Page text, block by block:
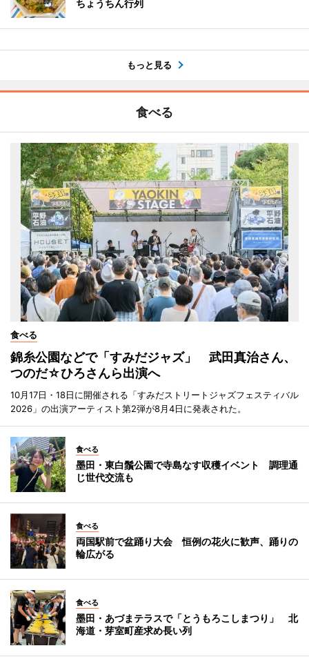
ちょうちん行列
もっと見る
食べる
食べる
錦糸公園などで「すみだジャズ」 武田真治さん、
つのだ☆ひろさんら出演へ
10月17日・18日に開催される「すみだストリートジャズフェスティバル
2026」の出演アーティスト第2弾が8月4日に発表された。
食べる
墨田・東白鬚公園で寺島なす収穫イベント 調理通
じ世代交流も
食べる
両国駅前で盆踊り大会 恒例の花火に歓声、踊りの
輪広がる
食べる
墨田・あづまテラスで「とうもろこしまつり」 北
海道・芽室町産求め長い列